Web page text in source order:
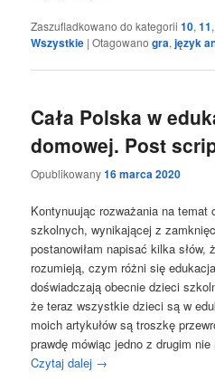
Zaszufladkowano do kategorii 10,11
Wszystkie |Otagowano gra,język
Cała Polska w
domowej. Post
Opublikowany16 marca 2020
Kontynuując rozważania na
szkolnych, wynikającej z
postanowiłam napisać kilka
rozumieją, czym różni się
doświadczają obecnie dzieci
że teraz wszystkie dzieci są w
moich artykułów są troszkę
prawdę mówiąc jedno z drugim
Czytaj dalej →